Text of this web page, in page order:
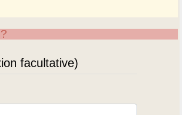
facultative)